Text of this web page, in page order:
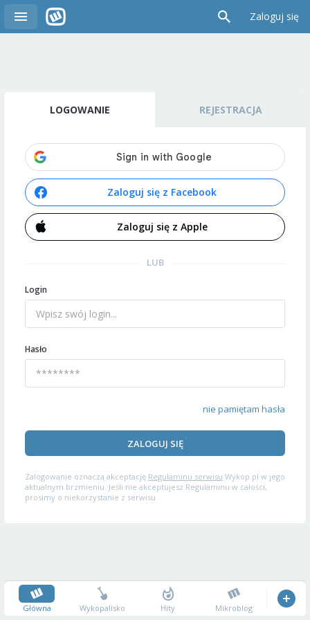
Zaloguj się
LOGOWANIE REJESTRACJA
Zaloguj się z Facebook
Zaloguj się z Apple
LUB
Login
Hasło
nie pamiętam hasła
ZALOGUJ SIĘ
Zalogowanie oznacza akceptację Regulaminu serwisu Wykop.pl w jego
aktualnym brzmieniu. Jeśli nie akceptujesz Regulaminu w całości,
prosimy o niekorzystanie z serwisu.
Główna Wykopalisko Hity Mikroblog